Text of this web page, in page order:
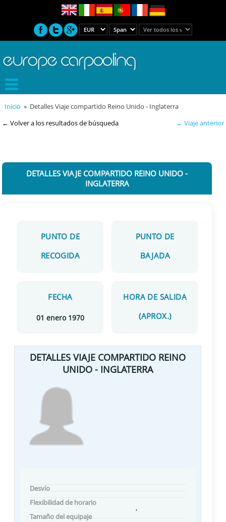
Inicio » Detalles Viaje compartido Reino Unido - Inglaterra
← Volver a los resultados de búsqueda
← Viaje anterior
DETALLES VIAJE COMPARTIDO REINO UNIDO -
INGLATERRA
PUNTO DE
RECOGIDA
PUNTO DE
BAJADA
FECHA
01 enero 1970
HORA DE SALIDA
(APROX.)
DETALLES VIAJE COMPARTIDO REINO
UNIDO - INGLATERRA
Desvío
Flexibilidad de horario
Tamaño del equipaje
,